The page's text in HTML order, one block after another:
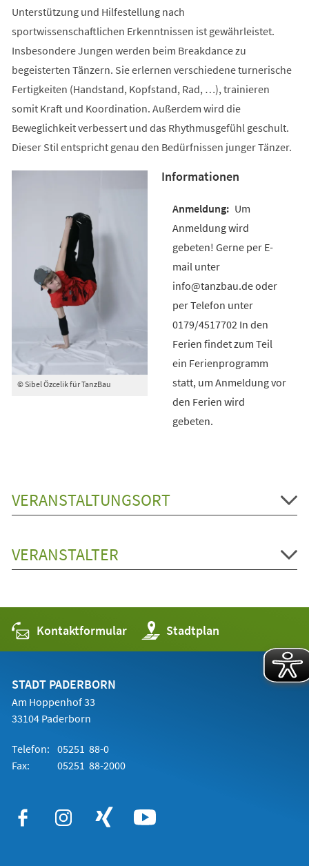
Unterstützung und Hilfestellung nach
sportwissenschaftlichen Erkenntnissen ist gewährleistet.
Insbesondere Jungen werden beim Breakdance zu
begeisterten Tänzern. Sie erlernen verschiedene turnerische
Fertigkeiten (Handstand, Kopfstand, Rad, …), trainieren
somit Kraft und Koordination. Außerdem wird die
Beweglichkeit verbessert und das Rhythmusgefühl geschult.
Dieser Stil entspricht genau den Bedürfnissen junger Tänzer.
© Sibel Özcelik für TanzBau
Informationen
Um
Anmeldung wird
gebeten! Gerne per E-
mail unter
info@tanzbau.de oder
per Telefon unter
0179/4517702 In den
Ferien findet zum Teil
ein Ferienprogramm
statt, um Anmeldung vor
den Ferien wird
gebeten.
VERANSTALTUNGSORT
VERANSTALTER
Kontaktformular Stadtplan
(Öffnet
in
einem
STADT PADERBORN
Am Hoppenhof 33
33104 Paderborn
Telefon: 05251 88-0
Fax:
05251 88-2000